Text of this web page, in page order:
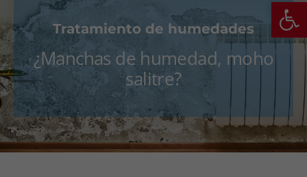
Proyectos
Clientes
Proveedores
Contacto
Tratamiento de humedades
¿Manchas de humedad, moho
salitre?